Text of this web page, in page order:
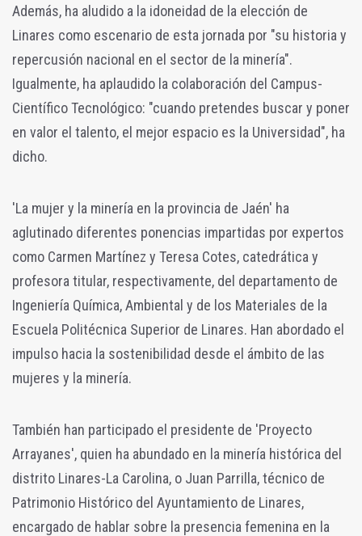
Además, ha aludido a la idoneidad de la elección de
Linares como escenario de esta jornada por "su historia y
repercusión nacional en el sector de la minería".
Igualmente, ha aplaudido la colaboración del Campus-
Científico Tecnológico: "cuando pretendes buscar y poner
en valor el talento, el mejor espacio es la Universidad", ha
dicho.
'La mujer y la minería en la provincia de Jaén' ha
aglutinado diferentes ponencias impartidas por expertos
como Carmen Martínez y Teresa Cotes, catedrática y
profesora titular, respectivamente, del departamento de
Ingeniería Química, Ambiental y de los Materiales de la
Escuela Politécnica Superior de Linares. Han abordado el
impulso hacia la sostenibilidad desde el ámbito de las
mujeres y la minería.
También han participado el presidente de 'Proyecto
Arrayanes', quien ha abundado en la minería histórica del
distrito Linares-La Carolina, o Juan Parrilla, técnico de
Patrimonio Histórico del Ayuntamiento de Linares,
encargado de hablar sobre la presencia femenina en la